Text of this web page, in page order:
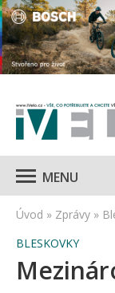
MENU
Úvod » Zprávy »
BLESKOVKY